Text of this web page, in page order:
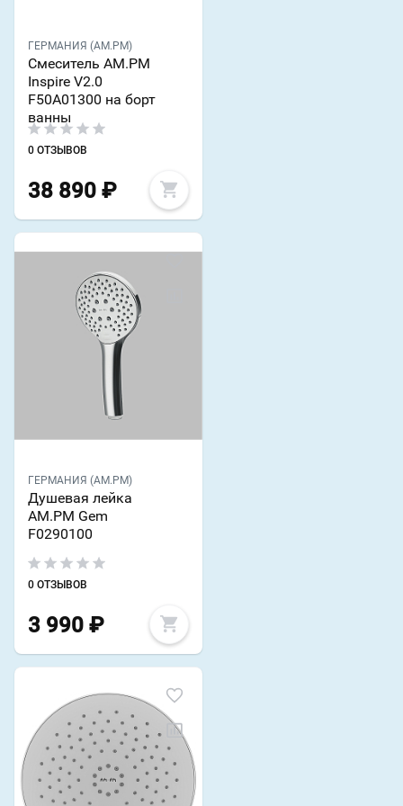
ГЕРМАНИЯ (AM.PM)
Смеситель AM.PM
Inspire V2.0
F50A01300 на борт
ванны
0 ОТЗЫВОВ
38 890 ₽
ГЕРМАНИЯ (AM.PM)
Душевая лейка
AM.PM Gem
F0290100
0 ОТЗЫВОВ
3 990 ₽